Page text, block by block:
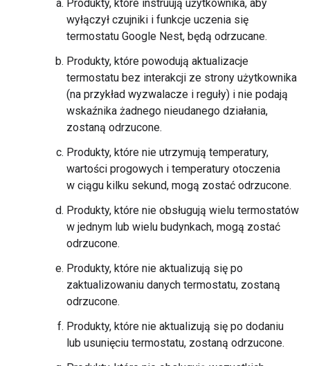
Produkty, które instruują użytkownika, aby
wyłączył czujniki i funkcje uczenia się
termostatu Google Nest, będą odrzucane.
Produkty, które powodują aktualizacje
termostatu bez interakcji ze strony użytkownika
(na przykład wyzwalacze i reguły) i nie podają
wskaźnika żadnego nieudanego działania,
zostaną odrzucone.
Produkty, które nie utrzymują temperatury,
wartości progowych i temperatury otoczenia
w ciągu kilku sekund, mogą zostać odrzucone.
Produkty, które nie obsługują wielu termostatów
w jednym lub wielu budynkach, mogą zostać
odrzucone.
Produkty, które nie aktualizują się po
zaktualizowaniu danych termostatu, zostaną
odrzucone.
Produkty, które nie aktualizują się po dodaniu
lub usunięciu termostatu, zostaną odrzucone.